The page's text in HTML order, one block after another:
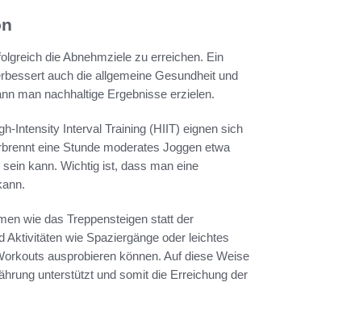
die Abnehmziele zu erreichen. Ein
auch die allgemeine Gesundheit und
man nachhaltige Ergebnisse erzielen.
Intensity Interval Training (HIIT) eignen sich
eine Stunde moderates Joggen etwa
kann. Wichtig ist, dass man eine
wie das Treppensteigen statt der
Aktivitäten wie Spaziergänge oder leichtes
ausprobieren können. Auf diese Weise
unterstützt und somit die Erreichung der